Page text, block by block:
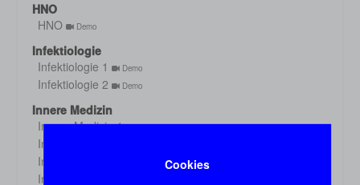
Cookies
HNO
HNO
Demo
Infektiologie
Infektiologie 1
Demo
Infektiologie 2 Demo
Innere Medizin
Innere Medizin 1
Demo
Innere Medizin 2
Innere Medizin 3
Innere Medizin 4